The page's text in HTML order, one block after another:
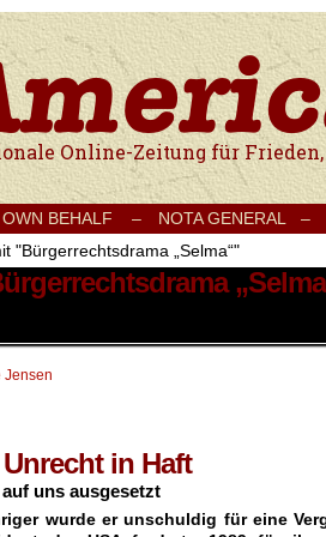
Onlinezeitung für Frieden, Humanismus,
OWN BEHALF – NOTA GENERAL –
"Bürgerrechtsdrama „Selma“"
Jensen
in Haft
uns ausgesetzt
wurde er unschuldig für eine